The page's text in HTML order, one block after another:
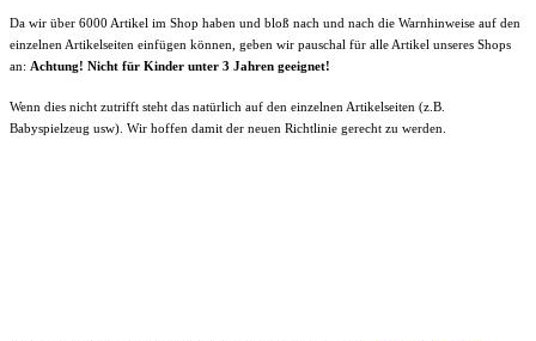
Da wir über 6000 Artikel im Shop haben und bloß nach und nach die Warnhinweise auf den
einzelnen Artikelseiten einfügen können, geben wir pauschal für alle Artikel unseres Shops
an: Achtung! Nicht für Kinder unter 3 Jahren geeignet!
Wenn dies nicht zutrifft steht das natürlich auf den einzelnen Artikelseiten (z.B.
Babyspielzeug usw). Wir hoffen damit der neuen Richtlinie gerecht zu werden.